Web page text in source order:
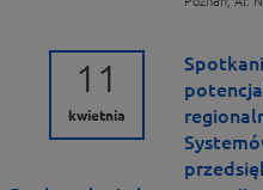
11
kwietnia